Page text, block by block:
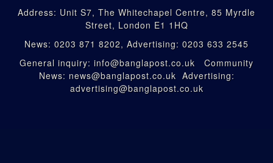
Address: Unit S7, The Whitechapel Centre, 85 Myrdle
Street, London E1 1HQ
News: 0203 871 8202, Advertising: 0203 633 2545
General inquiry: info@banglapost.co.uk Community
News: news@banglapost.co.uk Advertising:
advertising@banglapost.co.uk